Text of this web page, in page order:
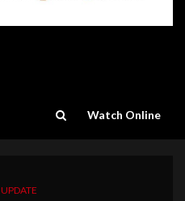
Watch Online
UPDATE